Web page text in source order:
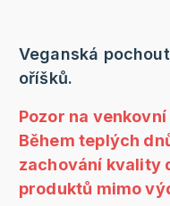
Veganská
oříšků.
Pozor na
Během teplých
zachování kvality
produktů mimo